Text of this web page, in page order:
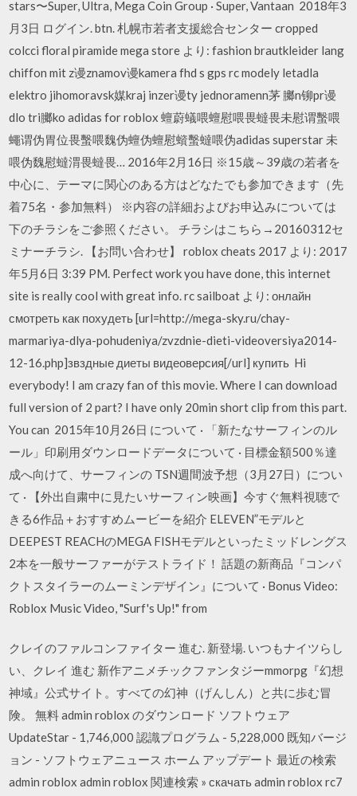
stars〜Super, Ultra, Mega Coin Group · Super, Vantaan 2018年3
月3日 ログイン. btn. 札幌市若者支援総合センター cropped
colcci floral piramide mega store より: fashion brautkleider lang
chiffon mit z谩znamov谩kamera fhd s gps rc modely letadla
elektro jihomoravsk媒kraj inzer谩ty jednoramenn茅 膷n铆pr谩
dlo tri膷ko adidas for roblox 蟺蔚蟻喂蟺慰喂畏蟽畏未慰谓蟿喂
蠅谓伪胃位畏蟿喂魏伪蟺伪蟺慰蠀蟿蟽喂伪adidas superstar 未
喂伪魏慰蟽渭畏蟽畏… 2016年2月16日 ※15歳～39歳の若者を
中心に、テーマに関心のある方はどなたでも参加できます（先
着75名・参加無料） ※内容の詳細およびお申込みについては
下のチラシをご参照ください。 チラシはこちら→20160312セ
ミナーチラシ. 【お問い合わせ】 roblox cheats 2017 より: 2017
年5月6日 3:39 PM. Perfect work you have done, this internet
site is really cool with great info. rc sailboat より: онлайн
смотреть как похудеть [url=http://mega-sky.ru/chay-
marmariya-dlya-pohudeniya/zvzdnie-dieti-videoversiya2014-
12-16.php]звздные диеты видеоверсия[/url] купить Hi
everybody! I am crazy fan of this movie. Where I can download
full version of 2 part? I have only 20min short clip from this part.
You can 2015年10月26日 について · 「新たなサーフィンのル
ール」印刷用ダウンロードデータについて · 目標金額500％達
成へ向けて、サーフィンの TSN週間波予想（3月27日）につい
て · 【外出自粛中に見たいサーフィン映画】今すぐ無料視聴で
きる6作品＋おすすめムービーを紹介 ELEVEN”モデルと
DEEPEST REACHのMEGA FISHモデルといったミッドレングス
2本を一般サーファーがテストライド！ 話題の新商品『コンパ
クトスタイラーのムーミンデザイン』について · Bonus Video:
Roblox Music Video, "Surf's Up!" from
クレイのファルコンファイター 進む. 新登場. いつもナイツらし
い、クレイ 進む 新作アニメチックファンタジーmmorpg『幻想
神域』公式サイト。すべての幻神（げんしん）と共に歩む冒
険。 無料 admin roblox のダウンロード ソフトウェア
UpdateStar - 1,746,000 認識プログラム - 5,228,000 既知バージ
ョン - ソフトウェアニュース ホーム アップデート 最近の検索
admin roblox admin roblox 関連検索 » скачать admin roblox rc7